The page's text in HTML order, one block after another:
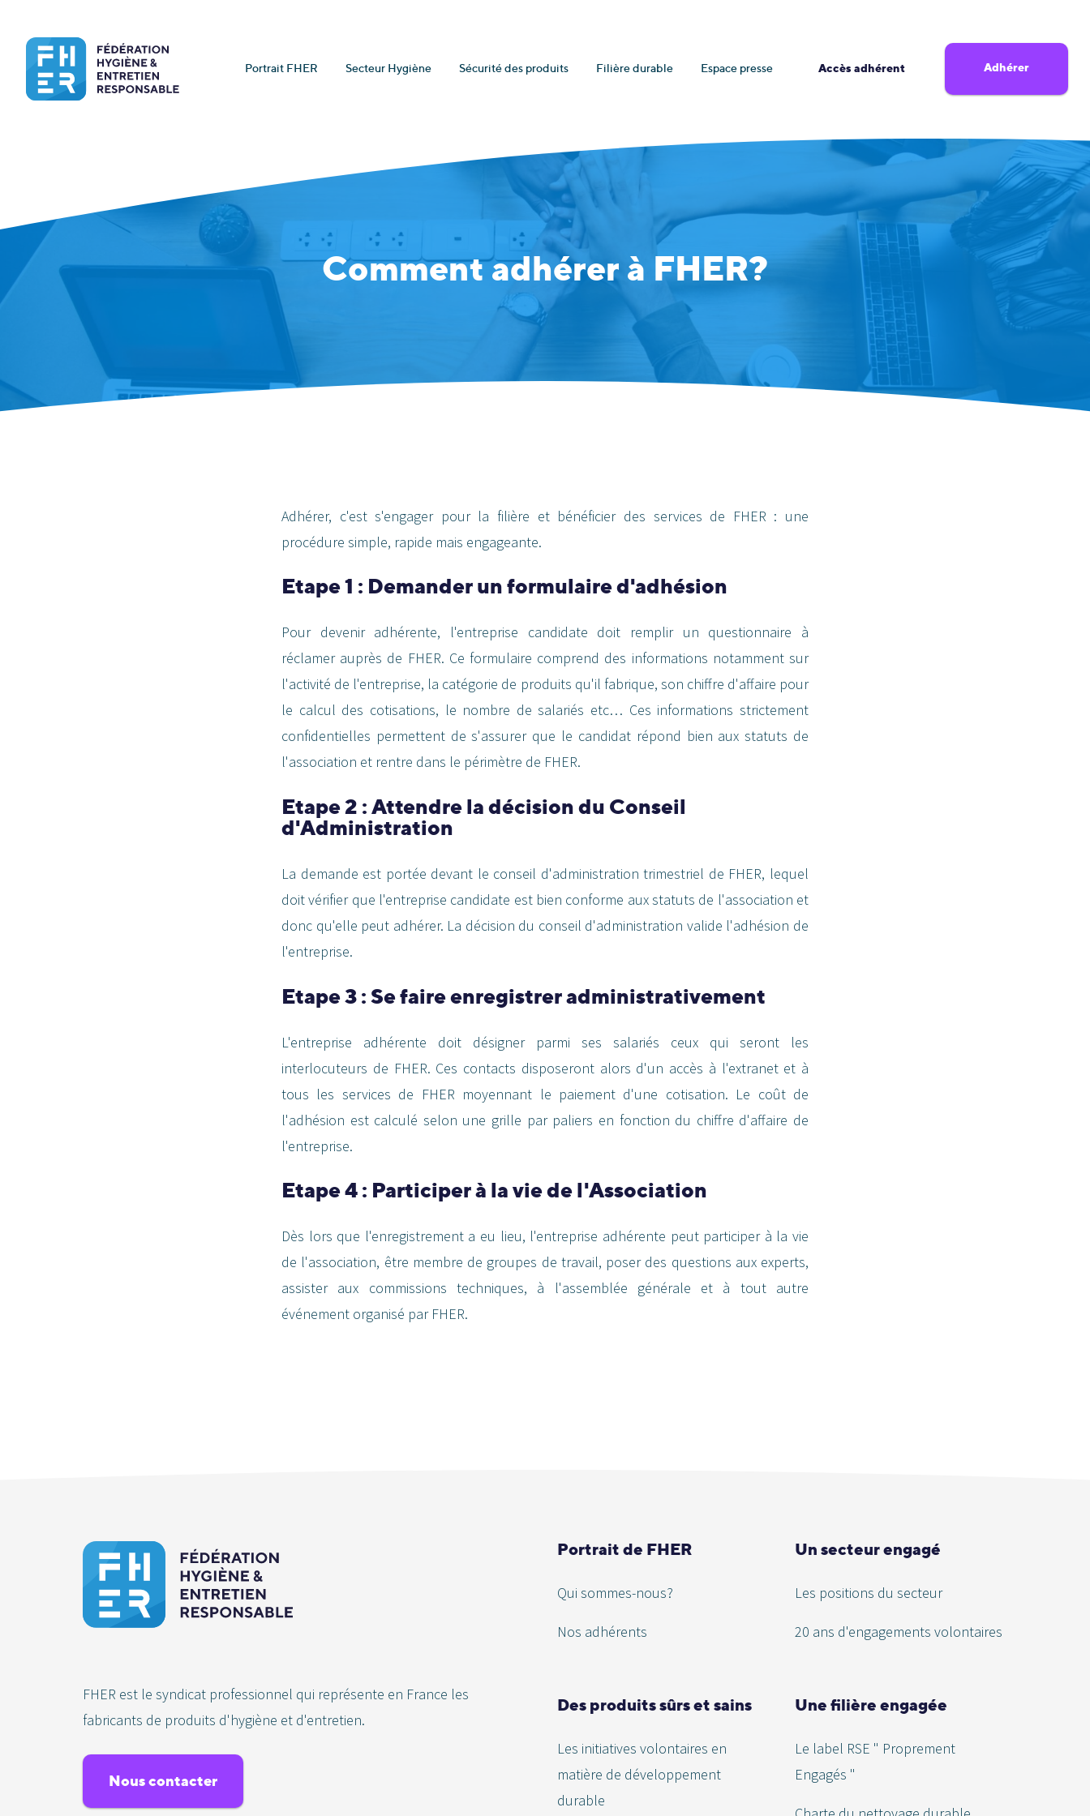
Portrait FHER Secteur Hygiène Sécurité des produits Filière durable Espace presse Accès adhérent Adhérer
Comment adhérer à FHER?
Adhérer, c'est s'engager pour la filière et bénéficier des services de FHER : une
procédure simple, rapide mais engageante.
Etape 1 : Demander un formulaire d'adhésion
Pour devenir adhérente, l'entreprise candidate doit remplir un questionnaire à
réclamer auprès de FHER. Ce formulaire comprend des informations notamment sur
l'activité de l'entreprise, la catégorie de produits qu'il fabrique, son chiffre d'affaire pour
le calcul des cotisations, le nombre de salariés etc… Ces informations strictement
confidentielles permettent de s'assurer que le candidat répond bien aux statuts de
l'association et rentre dans le périmètre de FHER.
Etape 2 : Attendre la décision du Conseil
d'Administration
La demande est portée devant le conseil d'administration trimestriel de FHER, lequel
doit vérifier que l'entreprise candidate est bien conforme aux statuts de l'association et
donc qu'elle peut adhérer. La décision du conseil d'administration valide l'adhésion de
l'entreprise.
Etape 3 : Se faire enregistrer administrativement
L'entreprise adhérente doit désigner parmi ses salariés ceux qui seront les
interlocuteurs de FHER. Ces contacts disposeront alors d'un accès à l'extranet et à
tous les services de FHER moyennant le paiement d'une cotisation. Le coût de
l'adhésion est calculé selon une grille par paliers en fonction du chiffre d'affaire de
l'entreprise.
Etape 4 : Participer à la vie de l'Association
Dès lors que l'enregistrement a eu lieu, l'entreprise adhérente peut participer à la vie
de l'association, être membre de groupes de travail, poser des questions aux experts,
assister aux commissions techniques, à l'assemblée générale et à tout autre
événement organisé par FHER.
FHER est le syndicat professionnel qui représente en France les
fabricants de produits d'hygiène et d'entretien.
Nous contacter
Portrait de FHER
Qui sommes-nous?
Nos adhérents
Un secteur engagé
Les positions du secteur
20 ans d'engagements volontaires
Des produits sûrs et sains
Les initiatives volontaires en
matière de développement
durable
Une filière engagée
Le label RSE " Proprement
Engagés "